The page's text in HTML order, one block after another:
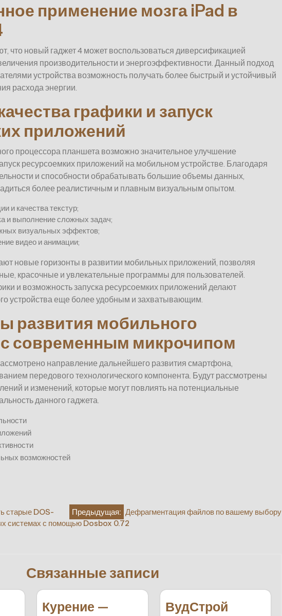
применение мозга iPad в
что новый гаджет 4 может воспользоваться диверсификацией
производительности и энергоэффективности. Данный подход
устройства возможность получать более быстрый и устойчивый
расхода энергии.
графики и запуск
приложений
процессора планшета возможно значительное улучшение
ресурсоемких приложений на мобильном устройстве. Благодаря
и способности обрабатывать большие объемы данных,
более реалистичным и плавным визуальным опытом.
и качества текстур;
и выполнение сложных задач;
визуальных эффектов;
видео и анимации;
новые горизонты в развитии мобильных приложений, позволяя
красочные и увлекательные программы для пользователей.
и возможность запуска ресурсоемких приложений делают
устройства еще более удобным и захватывающим.
развития мобильного
с современным микрочипом
направление дальнейшего развития смартфона,
передового технологического компонента. Будут рассмотрены
и изменений, которые могут повлиять на потенциальные
данного гаджета.
возможностей
Предыдущая: Дефрагментация файлов по вашему выбору
старые DOS-
системах с помощью Dosbox 0.72
Связанные записи
Курение —
ВудСтрой